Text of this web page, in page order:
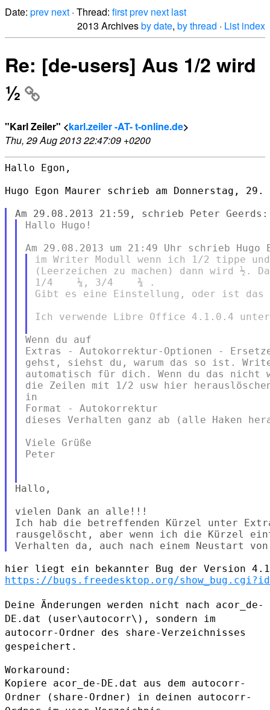
Date: prev next · Thread: firstprev next last
2013 Archivesby date, by thread · List index
Re: [de-users] Aus 1/2 wird
½
"Karl Zeiler" <karl.zeiler -AT- t-online.de>
Thu, 29 Aug 2013 22:47:09 +0200
Hallo Egon,
Hugo Egon Maurer schrieb am Donnerstag,
Hallo Hugo!
im Writer Modull wenn ich 1/2 tippe
(Leerzeichen zu machen) dann wird ½.
1/4    ¼, 3/4    ¾ .
Gibt es eine Einstellung, oder ist das
Ich verwende Libre Office 4.1.0.4 unter
Wenn du auf
Extras - Autokorrektur-Optionen -
gehst, siehst du, warum das so ist.
automatisch für dich. Wenn du das
die Zeilen mit 1/2 usw hier
in
Format - Autokorrektur
dieses Verhalten ganz ab (alle Haken
Viele Grüße
Peter
Hallo,
vielen Dank an alle!!!
Ich hab die betreffenden Kürzel unter
rausgelöscht, aber wenn ich die Kürzel
https://bugs.freedesktop.org/
Deine Änderungen werden nicht nach acor_de-
DE.dat (user\autocorr\), sondern im
autocorr-Ordner des share-Verzeichnisses
gespeichert.
Kopiere acor_de-DE.dat aus dem autocorr-
Ordner (share-Ordner) in deinen autocorr-